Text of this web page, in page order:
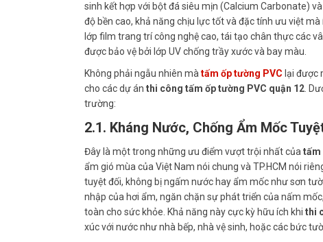
sinh kết hợp với bột đá siêu mịn (Calcium Carbonate)
độ bền cao, khả năng chịu lực tốt và đặc tính ưu việt
lớp film trang trí công nghệ cao, tái tạo chân thực các
được bảo vệ bởi lớp UV chống trầy xước và bay màu.
Không phải ngẫu nhiên mà tấm ốp tường PVC lại được
cho các dự án thi công tấm ốp tường PVC quận 12 .
trường:
2.1. Kháng Nước, Chống Ẩm Mốc
Đây là một trong những ưu điểm vượt trội nhất của tấm
ẩm gió mùa của Việt Nam nói chung và TP.HCM nói
tuyệt đối, không bị ngấm nước hay ẩm mốc như sơn
nhập của hơi ẩm, ngăn chặn sự phát triển của nấm
toàn cho sức khỏe. Khả năng này cực kỳ hữu ích khi thi
xúc với nước như nhà bếp, nhà vệ sinh, hoặc các bức